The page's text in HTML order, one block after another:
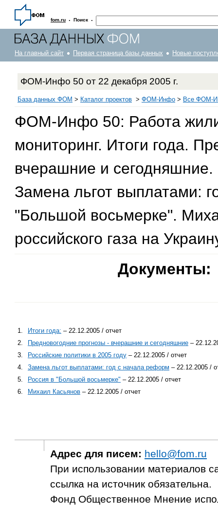
fom.ru · Поиск ·
На главный сайт Первая страница базы данных Новые
ФОМ-Инфо 50 от 22 декабря 2005 г.
База данных ФОМ > Каталог проектов > ФOM-Инфо > Все ФОМ-
ФОМ-Инфо 50: Работа
мониторинг. Итоги года.
вчерашние и сегодняшние.
Замена льгот выплатами:
"Большой восьмерке".
российского газа на
Документы:
1. Итоги года: – 22.12.2005 / отчет
2.
Предновогодние прогнозы - вчерашние и сегодняшние –
3.
Российские политики в 2005 году – 22.12.2005 / отчет
4.
Замена льгот выплатами: год с начала реформ – 22.12.2005 /
5.
Россия в "Большой восьмерке" – 22.12.2005 / отчет
6.
Михаил Касьянов – 22.12.2005 / отчет
Адрес для писем: hello@fom.ru
При использовании материалов
ссылка на источник обязательна.
Фонд Общественное Мнение